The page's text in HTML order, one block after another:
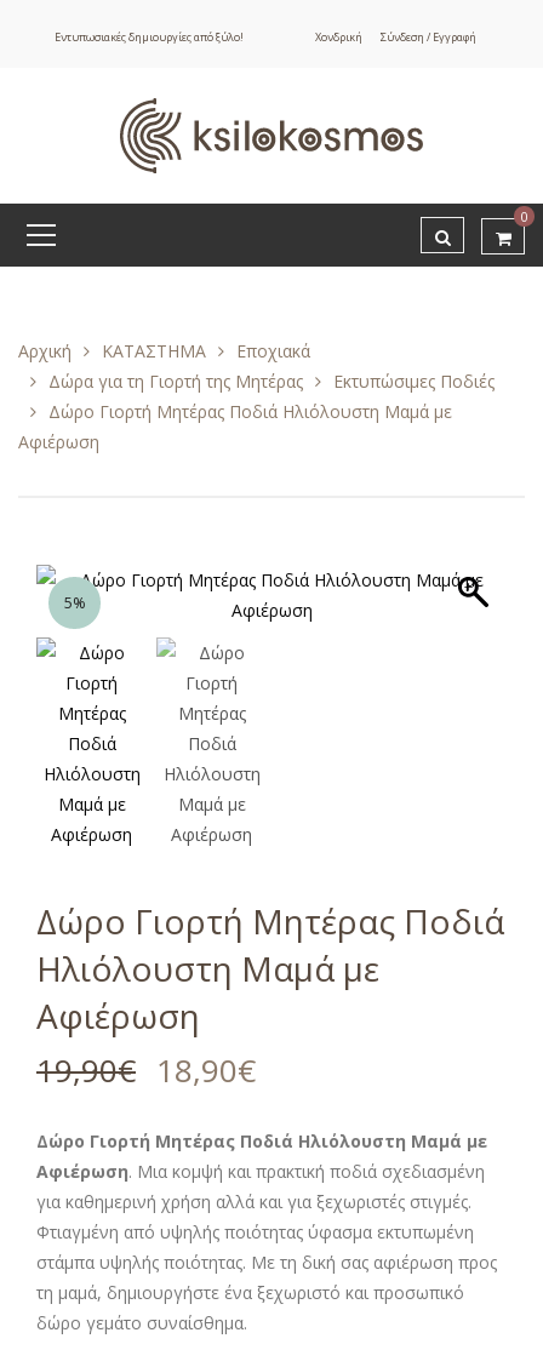
Εντυπωσιακές δημιουργίες από ξύλο! Χονδρική Σύνδεση / Εγγραφή
0
Αρχική ΚΑΤΑΣΤΗΜΑ
Εποχιακά
Δώρα για τη Γιορτή της Μητέρας
Εκτυπώσιμες Ποδιές
Δώρο Γιορτή Μητέρας Ποδιά Ηλιόλουστη Μαμά με
Αφιέρωση
5%
Δώρο Γιορτή Μητέρας Ποδιά
Ηλιόλουστη Μαμά με
Αφιέρωση
19,90€ 18,90€
Δώρο Γιορτή Μητέρας Ποδιά Ηλιόλουστη Μαμά με
Αφιέρωση. Μια κομψή και πρακτική ποδιά σχεδιασμένη
για καθημερινή χρήση αλλά και για ξεχωριστές στιγμές.
Φτιαγμένη από υψηλής ποιότητας ύφασμα εκτυπωμένη
στάμπα υψηλής ποιότητας. Με τη δική σας αφιέρωση προς
τη μαμά, δημιουργήστε ένα ξεχωριστό και προσωπικό
δώρο γεμάτο συναίσθημα.